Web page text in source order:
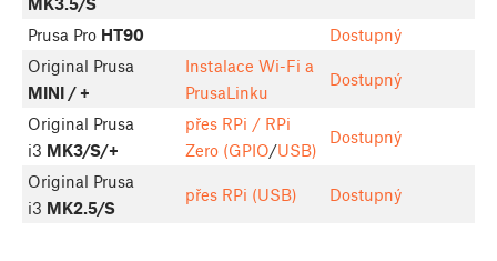
Prusa Pro HT90
Dostupný
Original Prusa
MINI / +
Instalace Wi-Fi a
PrusaLinku
Dostupný
Original Prusa
i3 MK3/S/+
přes RPi / RPi
Zero (GPIO/USB)
Dostupný
Original Prusa
i3 MK2.5/S
přes RPi (USB) Dostupný